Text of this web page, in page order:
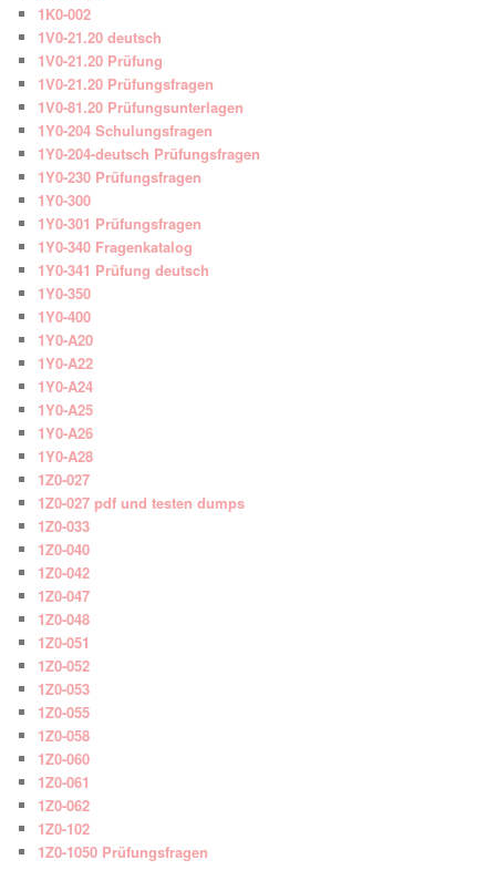
1K0-002
1V0-21.20 deutsch
1V0-21.20 Prüfung
1V0-21.20 Prüfungsfragen
1V0-81.20 Prüfungsunterlagen
1Y0-204 Schulungsfragen
1Y0-204-deutsch Prüfungsfragen
1Y0-230 Prüfungsfragen
1Y0-300
1Y0-301 Prüfungsfragen
1Y0-340 Fragenkatalog
1Y0-341 Prüfung deutsch
1Y0-350
1Y0-400
1Y0-A20
1Y0-A22
1Y0-A24
1Y0-A25
1Y0-A26
1Y0-A28
1Z0-027
1Z0-027 pdf und testen dumps
1Z0-033
1Z0-040
1Z0-042
1Z0-047
1Z0-048
1Z0-051
1Z0-052
1Z0-053
1Z0-055
1Z0-058
1Z0-060
1Z0-061
1Z0-062
1Z0-102
1Z0-1050 Prüfungsfragen